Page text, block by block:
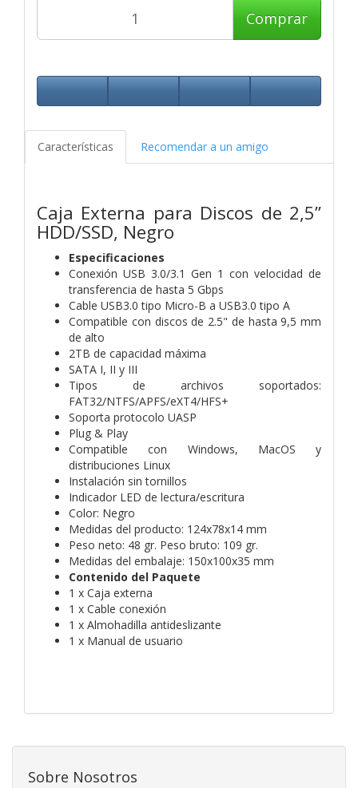
Comprar
Características Recomendar a un amigo
Caja Externa para Discos de 2,5”
HDD/SSD, Negro
Especificaciones
Conexión USB 3.0/3.1 Gen 1 con velocidad de
transferencia de hasta 5 Gbps
Cable USB3.0 tipo Micro-B a USB3.0 tipo A
Compatible con discos de 2.5" de hasta 9,5 mm
de alto
2TB de capacidad máxima
SATA I, II y III
Tipos de archivos soportados:
FAT32/NTFS/APFS/eXT4/HFS+
Soporta protocolo UASP
Plug & Play
Compatible con Windows, MacOS y
distribuciones Linux
Instalación sin tornillos
Indicador LED de lectura/escritura
Color: Negro
Medidas del producto: 124x78x14 mm
Peso neto: 48 gr. Peso bruto: 109 gr.
Medidas del embalaje: 150x100x35 mm
Contenido del Paquete
1 x Caja externa
1 x Cable conexión
1 x Almohadilla antideslizante
1 x Manual de usuario
Sobre Nosotros